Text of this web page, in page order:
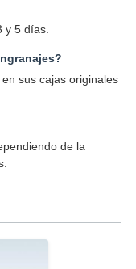
y 5 días.
sus cajas originales
de la